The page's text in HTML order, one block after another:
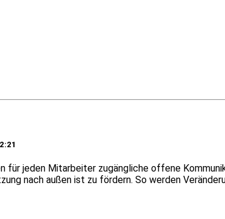
jeden Mitarbeiter zugängliche offene
nach außen ist zu fördern. So werden